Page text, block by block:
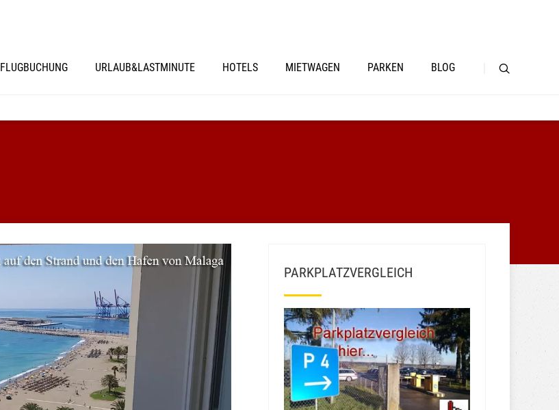
FLUGBUCHUNG URLAUB&LASTMINUTE HOTELS MIETWAGEN PARKEN BLOG
PARKPLATZVERGLEICH